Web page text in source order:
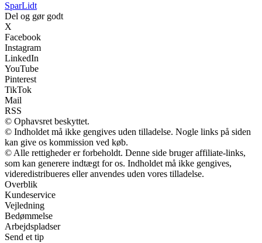
SparLidt
Del og gør godt
X
Facebook
Instagram
LinkedIn
YouTube
Pinterest
TikTok
Mail
RSS
© Ophavsret beskyttet.
© Indholdet må ikke gengives uden tilladelse. Nogle links på siden
kan give os kommission ved køb.
© Alle rettigheder er forbeholdt. Denne side bruger affiliate-links,
som kan generere indtægt for os. Indholdet må ikke gengives,
videredistribueres eller anvendes uden vores tilladelse.
Overblik
Kundeservice
Vejledning
Bedømmelse
Arbejdspladser
Send et tip